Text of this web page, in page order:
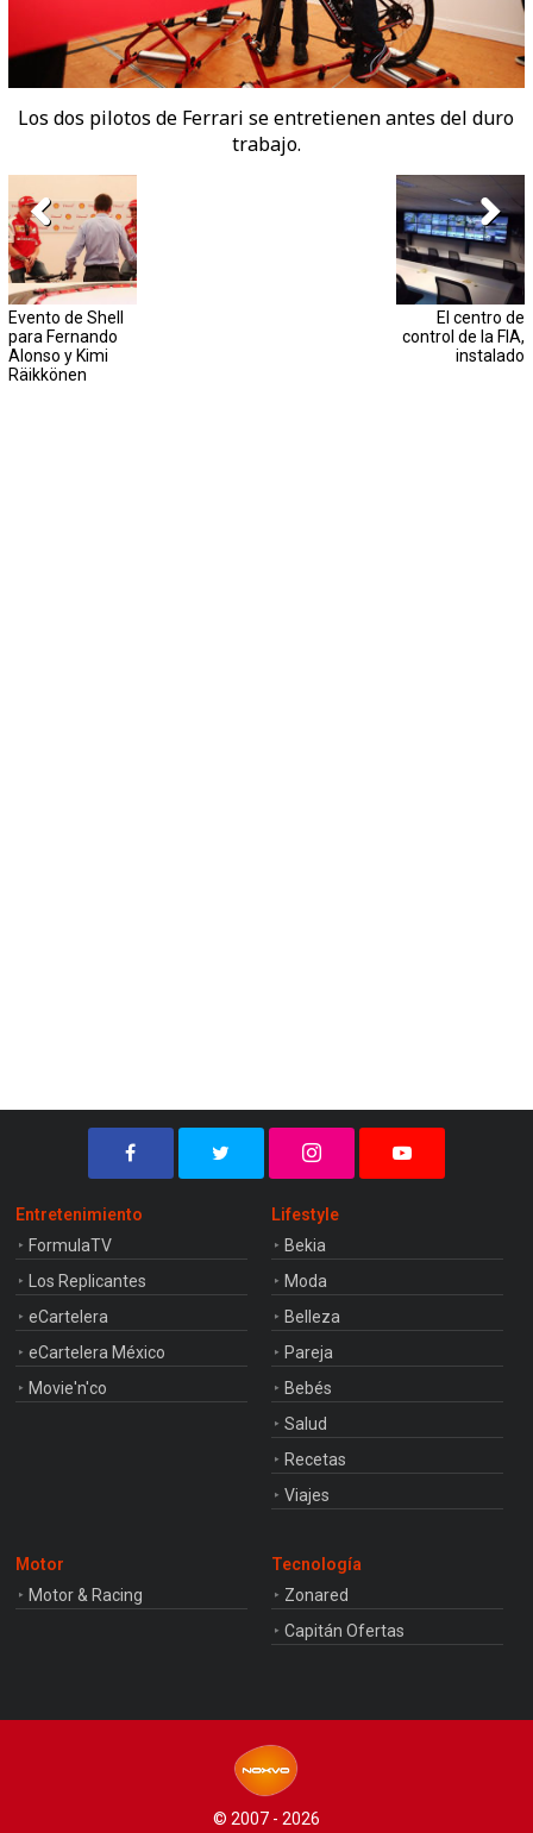
Los dos pilotos de Ferrari se entretienen antes del duro
trabajo.
Evento de Shell
para Fernando
Alonso y Kimi
Räikkönen
El centro de
control de la FIA,
instalado
Entretenimiento
FormulaTV
Los Replicantes
eCartelera
eCartelera México
Movie'n'co
Lifestyle
Bekia
Moda
Belleza
Pareja
Bebés
Salud
Recetas
Viajes
Motor
Motor & Racing
Tecnología
Zonared
Capitán Ofertas
© 2007 - 2026